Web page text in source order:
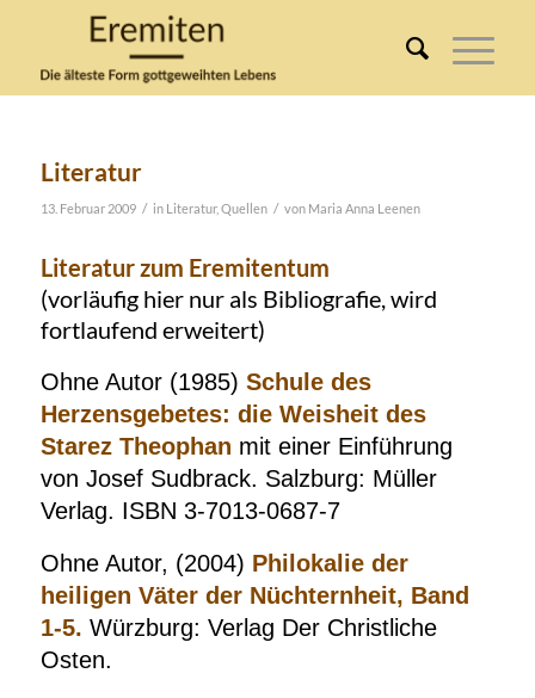
Literatur
13. Februar 2009 / in Literatur, Quellen / von Maria Anna Leenen
Literatur zum Eremitentum
(vorläufig hier nur als Bibliografie, wird
fortlaufend erweitert)
Ohne Autor (1985) Schule des
Herzensgebetes: die Weisheit des
Starez Theophan mit einer Einführung
von Josef Sudbrack. Salzburg: Müller
Verlag. ISBN 3-7013-0687-7
Ohne Autor, (2004) Philokalie der
heiligen Väter der Nüchternheit, Band
1-5. Würzburg: Verlag Der Christliche
Osten.